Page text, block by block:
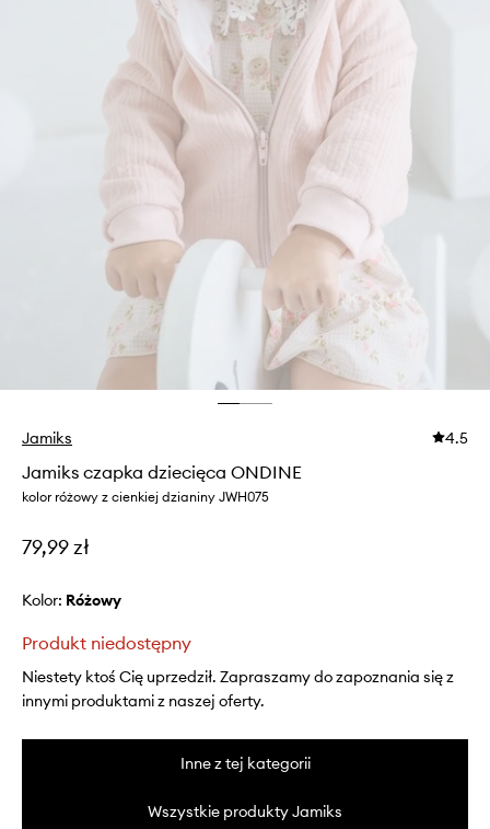
Jamiks 4.5
Jamiks czapka dziecięca ONDINE
kolor różowy z cienkiej dzianiny JWH075
79,99 zł
Kolor: różowy
Produkt niedostępny
Niestety ktoś Cię uprzedził. Zapraszamy do zapoznania się z
innymi produktami z naszej oferty.
Inne z tej kategorii
Wszystkie produkty Jamiks